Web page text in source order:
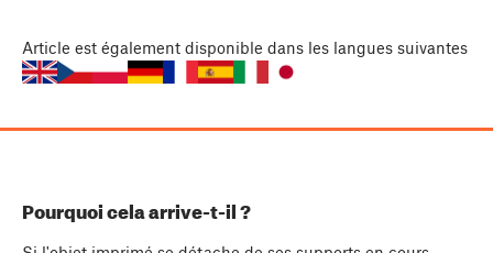
Article est également disponible dans les langues suivantes
Pourquoi cela arrive-t-il ?